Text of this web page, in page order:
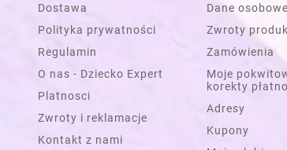
Dostawa
Polityka prywatności
Regulamin
O nas - Dziecko Expert
Platnosci
Zwroty i reklamacje
Kontakt z nami
Dane
Zwroty
Zamówienia
Moje
korekty
Adresy
Kupony